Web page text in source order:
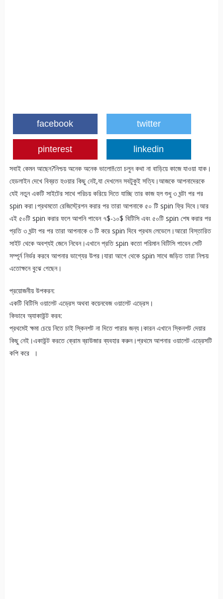
facebook twitter
pinterest linkedin
সবাই কেমন আছেন?নিশ্চয় অনেক অনেক ভালো!!তো চলুন কথা না বাড়িয়ে কাজে যাওয়া যাক।
হেডলাইন দেখে বিব্রত হওয়ার কিছু নেই,যা দেখলেন সবটুকুই সত্যি।আজকে আপনাদেরকে
যেই নতুন একটি সাইটের সাথে পরিচয় করিয়ে দিতে যাচ্ছি তার কাজ হল শুধু ৩ ঘন্টা পর পর
spin করা।প্রথমতো রেজিস্ট্রেশন করার পর তারা আপনাকে ৫০ টি spin ফ্রি দিবে।আর
এই ৫০টি spin করার ফলে আপনি পাবেন ৭$-১০$ বিটিসি এবং ৫০টি spin শেষ করার পর
প্রতি ৩ ঘন্টা পর পর তারা আপনাকে ৩ টি করে spin দিবে প্রথম লেভেলে।আরো বিস্তারিত
সাইট থেকে অবশ্যই জেনে নিবেন।এখানে প্রতি spin কতো পরিমান বিটিসি পাবেন সেটি
সম্পূর্ন নির্ভর করবে আপনার ভাগ্যের উপর।যারা আগে থেকে spin সাথে জড়িত তারা নিশ্চয়
এতোক্ষনে বুঝে গেছেন।
প্রয়োজনীয় উপকরন:
একটি বিটিসি ওয়ালেট এড্রেস অথবা কয়েনবেজ ওয়ালেট এড্রেস।
কিভাবে অ্যাকাউন্ট করব:
প্রথমেই ক্ষমা চেয়ে নিতে চাই স্কিনশট না দিতে পারার জন্য।কারন এখানে স্কিনশট দেয়ার
কিছু নেই।একাউন্ট করতে ক্রোম ব্রাউজার ব্যবহার করুন।প্রথমে আপনার ওয়ালেট এড্রেসটি
কপি করে ।